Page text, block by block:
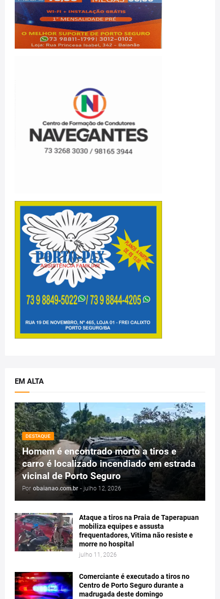
EM ALTA
DESTAQUE
Homem é encontrado morto a tiros e
carro é localizado incendiado em estrada
vicinal de Porto Seguro
Por obaianao.com.br - julho 12, 2026
Ataque a tiros na Praia de Taperapuan
mobiliza equipes e assusta
frequentadores, Vitima não resiste e
morre no hospital
julho 11, 2026
Comerciante é executado a tiros no
Centro de Porto Seguro durante a
madrugada deste domingo